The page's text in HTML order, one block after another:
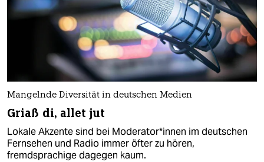
Mangelnde Diversität in deutschen Medien
Griaß di, allet jut
Lokale Akzente sind bei Mo­de­ra­to­r*in­nen im deutschen
Fernsehen und Radio immer öfter zu hören,
fremdsprachige dagegen kaum.